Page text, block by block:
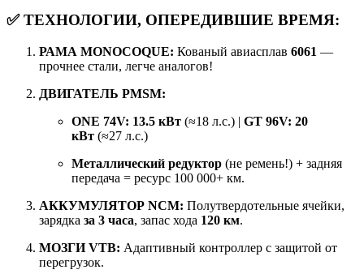
✅ТЕХНОЛОГИИ, ОПЕРЕДИВШИЕ ВРЕМЯ:
РАМА MONOCOQUE: Кованый авиасплав 6061 —
прочнее стали, легче аналогов!
ДВИГАТЕЛЬ PMSM:
ONE 74V: 13.5 кВт (≈18 л.с.) | GT 96V: 20
кВт (≈27 л.с.)
Металлический редуктор (не ремень!) + задняя
передача = ресурс 100 000+ км.
АККУМУЛЯТОР NCM: Полутвердотельные ячейки,
зарядка за 3 часа, запас хода 120 км.
МОЗГИ VTB: Адаптивный контроллер с защитой от
перегрузок.